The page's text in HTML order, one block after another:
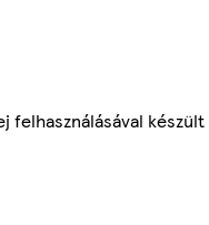
felhasználásával